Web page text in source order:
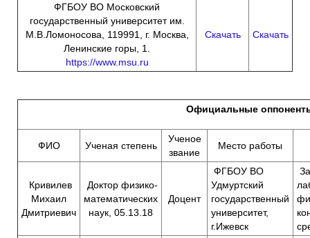
ФГБОУ ВО Московский
государственный университет им.
М.В.Ломоносова, 119991, г. Москва,
Ленинские горы, 1.
https://www.msu.ru
Скачать Скачать
Официальные
ФИО Ученая степень
Ученое
звание
Место работы
Кривилев
Михаил
Дмитриевич
Доктор физико-
математических
наук, 05.13.18
Доцент
ФГБОУ ВО
Удмуртский
государственный
университет,
г.Ижевск